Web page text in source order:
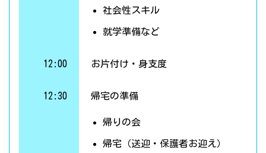
社会性スキル
就学準備など
12:00 お片付け・身支度
12:30 帰宅の準備
帰りの会
帰宅（送迎・保護者お迎え）